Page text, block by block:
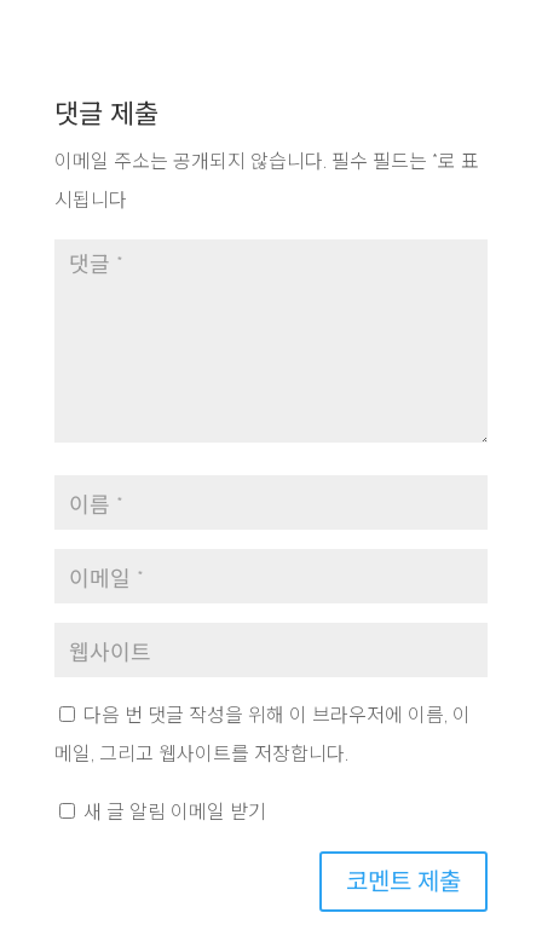
댓글 제출
이메일 주소는 공개되지 않습니다. 필수 필드는 *로 표
시됩니다
다음 번 댓글 작성을 위해 이 브라우저에 이름, 이
메일, 그리고 웹사이트를 저장합니다.
새 글 알림 이메일 받기
코멘트 제출